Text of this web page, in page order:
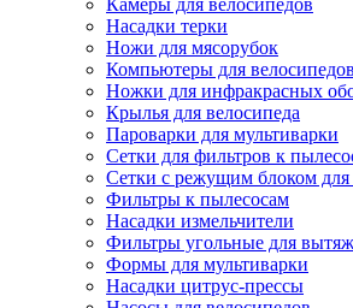
Камеры для велосипедов
Насадки терки
Ножи для мясорубок
Компьютеры для велосипедов
Ножки для инфракрасных
Крылья для велосипеда
Пароварки для мультиварки
Сетки для фильтров к
Сетки с режущим блоком для
Фильтры к пылесосам
Насадки измельчители
Фильтры угольные для
Формы для мультиварки
Насадки цитрус-прессы